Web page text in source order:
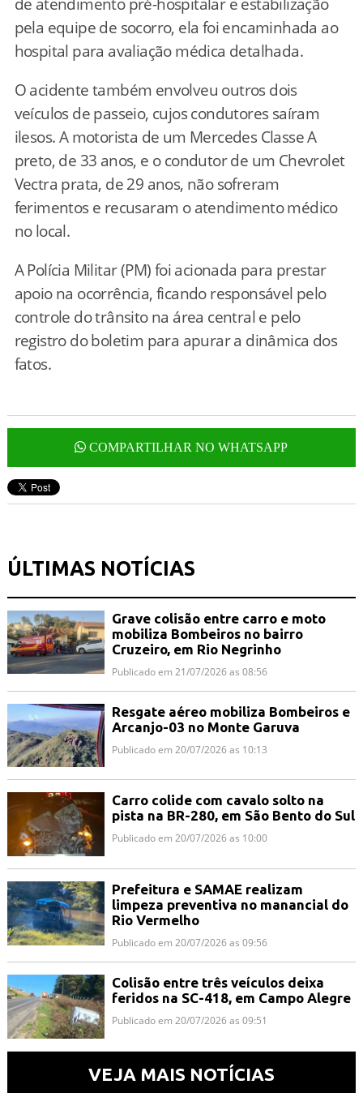
pela equipe de socorro, ela foi encaminhada ao
hospital para avaliação médica detalhada.
O acidente também envolveu outros dois
veículos de passeio, cujos condutores saíram
ilesos. A motorista de um Mercedes Classe A
preto, de 33 anos, e o condutor de um Chevrolet
Vectra prata, de 29 anos, não sofreram
ferimentos e recusaram o atendimento médico
no local.
A Polícia Militar (PM) foi acionada para prestar
apoio na ocorrência, ficando responsável pelo
controle do trânsito na área central e pelo
registro do boletim para apurar a dinâmica dos
fatos.
COMPARTILHAR NO WHATSAPP
ÚLTIMAS NOTÍCIAS
Grave colisão entre carro e moto
mobiliza Bombeiros no bairro
Cruzeiro, em Rio Negrinho
Publicado em 21/07/2026 as 08:56
Resgate aéreo mobiliza Bombeiros e
Arcanjo-03 no Monte Garuva
Publicado em 20/07/2026 as 10:13
Carro colide com cavalo solto na
pista na BR-280, em São Bento do Sul
Publicado em 20/07/2026 as 10:00
Prefeitura e SAMAE realizam
limpeza preventiva no manancial do
Rio Vermelho
Publicado em 20/07/2026 as 09:56
Colisão entre três veículos deixa
feridos na SC-418, em Campo Alegre
Publicado em 20/07/2026 as 09:51
VEJA MAIS NOTÍCIAS